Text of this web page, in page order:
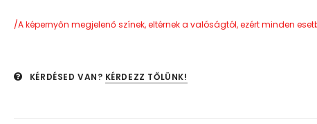
/A képernyőn megjelenő színek, eltérnek a valóságtól, ezért minden
KÉRDÉSED VAN? KÉRDEZZ TŐLÜNK!